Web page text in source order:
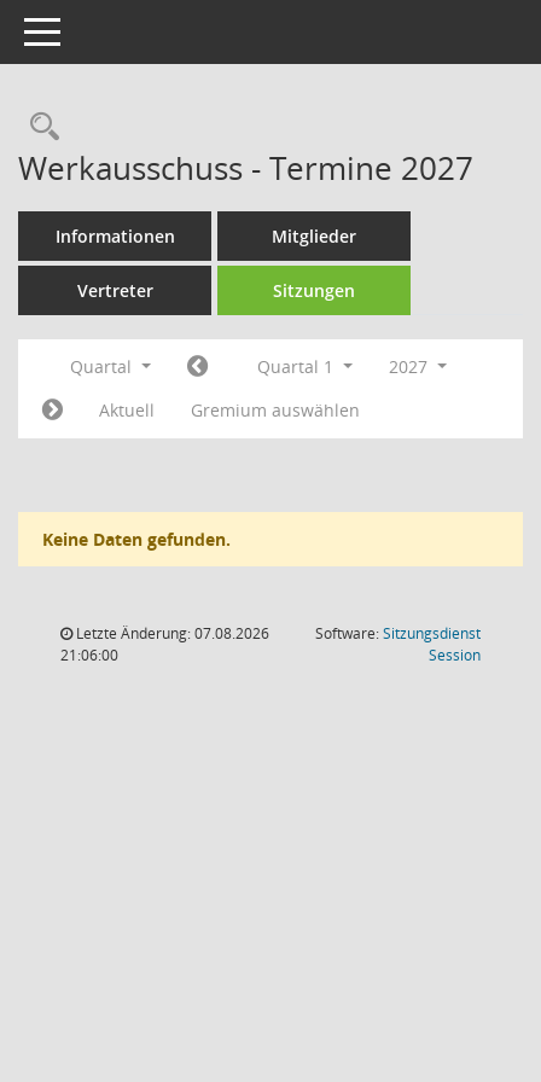
Toggle navigation
Rechercheauswahl
Werkausschuss - Termine 2027
Informationen Mitglieder
Vertreter Sitzungen
Quartal Quartal 1
2027
Aktuell
Gremium auswählen
Keine Daten gefunden.
Letzte Änderung: 07.08.2026
21:06:00
Software:Sitzungsdienst
Session(Wird in